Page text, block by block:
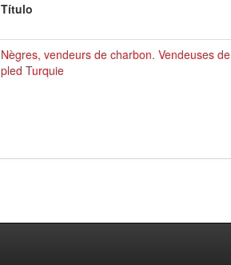
Título
Nègres, vendeurs de charbon. Vendeuses de
pled Turquie